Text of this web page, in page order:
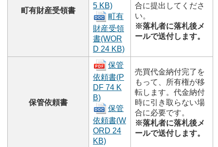
町有財産受領書
5 KB)
町有
財産受領
書(WOR
D 24 KB)
合に提出してくださ
い。
※落札者に落札後メ
ールで送付します。
保管依頼書
保管
依頼書(P
DF 74 K
B)
保管
依頼書(W
ORD 24
KB)
売買代金納付完了を
もって、所有権が移
転します。代金納付
時に引き取らない場
合に必要です。
※落札者に落札後メ
ールで送付します。